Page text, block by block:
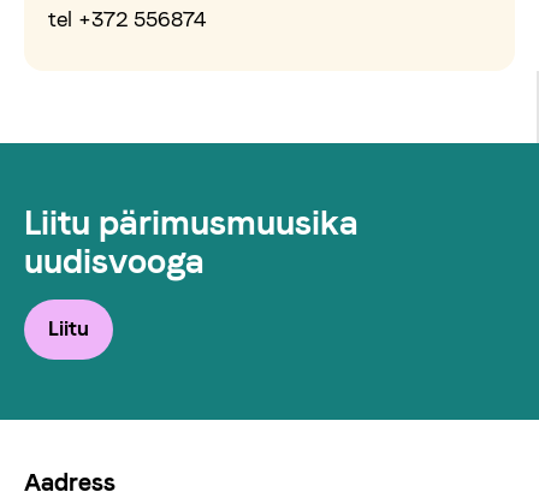
tel +372 556874
Liitu pärimusmuusika
uudisvooga
Liitu
Aadress